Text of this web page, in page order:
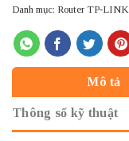
Danh mục: Router TP-LINK
Mô tả
Thông số kỹ thuật